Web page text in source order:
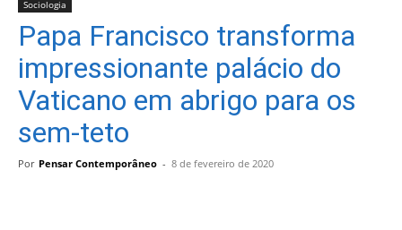
Sociologia
Papa Francisco transforma
impressionante palácio do
Vaticano em abrigo para os
sem-teto
Por Pensar Contemporâneo - 8 de fevereiro de 2020